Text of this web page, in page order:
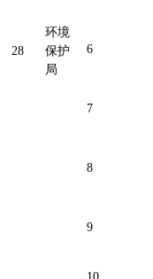
28
环境
保护
局
6
7
8
9